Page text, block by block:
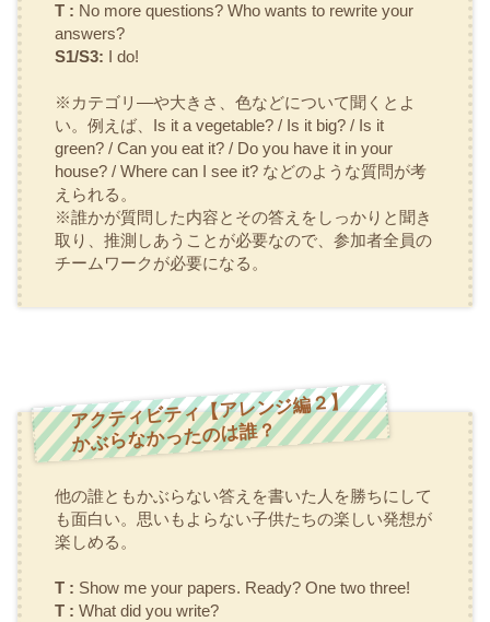
T : No more questions? Who wants to rewrite your
answers?
S1/S3: I do!
※カテゴリ―や大きさ、色などについて聞くとよ
い。例えば、 Is it a vegetable? / Is it big? / Is it
green? / Can you eat it? / Do you have it in your
house? / Where can I see it?などのような質問が考
えられる。
※誰かが質問した内容とその答えをしっかりと聞き
取り、推測しあうことが必要なので、参加者全員の
チームワークが必要になる。
アクティビティ【アレンジ編２】
かぶらなかったのは誰？
他の誰ともかぶらない答えを書いた人を勝ちにして
も面白い。思いもよらない子供たちの楽しい発想が
楽しめる。
T : Show me your papers. Ready? One two three!
T : What did you write?